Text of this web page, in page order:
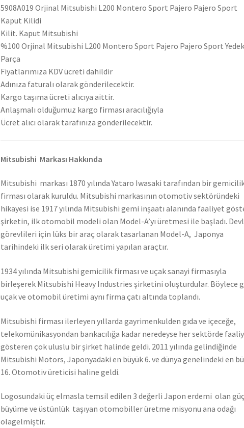
5908A019 Orjinal Mitsubishi L200 Montero Sport Pajero Pajero Sport
Kaput Kilidi
Kilit. Kaput Mitsubishi
%100 Orjinal Mitsubishi L200 Montero Sport Pajero Pajero Sport Yedek
Parça
Fiyatlarımıza KDV ücreti dahildir
Adınıza faturalı olarak gönderilecektir.
Kargo taşıma ücreti alıcıya aittir.
Anlaşmalı olduğumuz kargo firması aracılığıyla
Ücret alıcı olarak tarafınıza gönderilecektir.
Mitsubishi Markası Hakkında
Mitsubishi markası 1870 yılında Yataro Iwasaki tarafından bir
firması olarak kuruldu. Mitsubishi markasının otomotiv sektöründeki
hikayesi ise 1917 yılında Mitsubishi gemi inşaatı alanında faaliyet
şirketin, ilk otomobil modeli olan Model-A’yı üretmesi ile başladı.
görevlileri için lüks bir araç olarak tasarlanan Model-A, Japonya
tarihindeki ilk seri olarak üretimi yapılan araçtır.
1934 yılında Mitsubishi gemicilik firması ve uçak sanayi firmasıyla
birleşerek Mitsubishi Heavy Industries şirketini oluşturdular. Böylece
uçak ve otomobil üretimi aynı firma çatı altında toplandı.
Mitsubishi firması ilerleyen yıllarda gayrimenkulden gıda ve içeceğe,
telekomünikasyondan bankacılığa kadar neredeyse her sektörde
gösteren çok uluslu bir şirket halinde geldi. 2011 yılında gelindiğinde
Mitsubishi Motors, Japonyadaki en büyük 6. ve dünya genelindeki en
16. Otomotiv üreticisi haline geldi.
Logosundaki üç elmasla temsil edilen 3 değerli Japon erdemi olan
büyüme ve üstünlük taşıyan otomobiller üretme misyonu ana odağı
olagelmiştir.